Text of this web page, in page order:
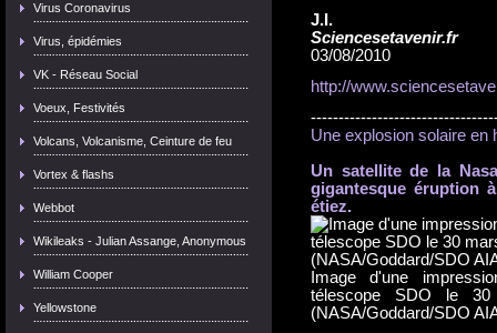
Virus Coronavirus
Virus, épidémies
VK - Réseau Social
Voeux, Festivités
Volcans, Volcanisme, Ceinture de feu
Vortex & flashs
Webbot
Wikileaks - Julian Assange, Anonymous
William Cooper
Yellowstone
J.I.
Sciencesetavenir.fr
03/08/2010
http://
Une explosion solaire en
Un satellite de la
gigantesque éruption
étiez.
Image d'une
télescope SDO le
(NASA/Goddard/SDO